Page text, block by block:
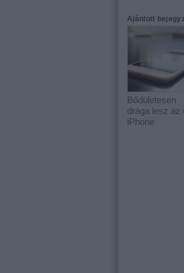
Ajánlott
Bődületesen
drága lesz az
iPhone